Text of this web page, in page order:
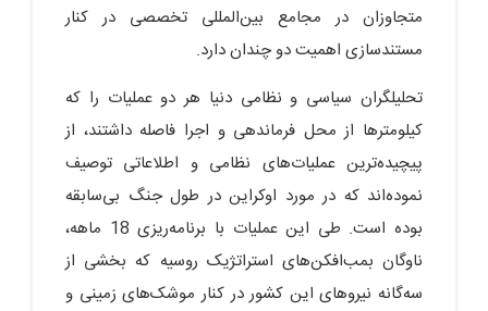
متجاوزان در مجامع بین‌المللی تخصصی در کنار
مستندسازی اهمیت دو چندان دارد.
تحلیلگران سیاسی و نظامی دنیا هر دو عملیات را که
کیلومترها از محل فرماندهی و اجرا فاصله داشتند، از
پیچیده‌ترین عملیات‌های نظامی و اطلاعاتی توصیف
نموده‌اند که در مورد اوکراین در طول جنگ بی‌سابقه
بوده است. طی این عملیات با برنامه‌ریزی 18 ماهه،
ناوگان بمب‌افکن‌های استراتژیک روسیه که بخشی از
سه‌گانه نیروهای این کشور در کنار موشک‌های زمینی و